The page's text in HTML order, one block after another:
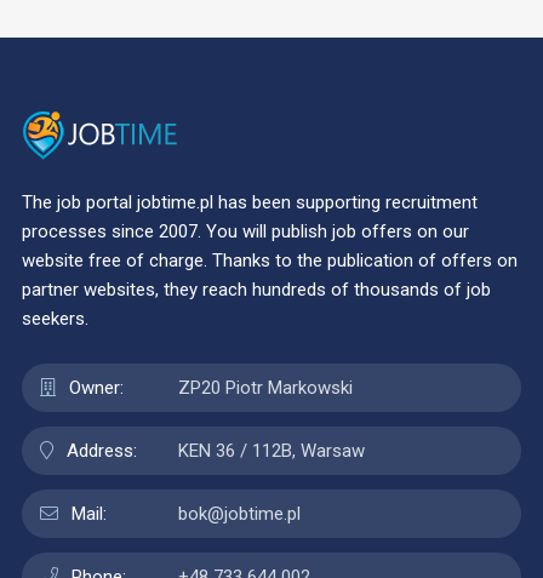
The job portal jobtime.pl has been supporting recruitment
processes since 2007. You will publish job offers on our
website free of charge. Thanks to the publication of offers on
partner websites, they reach hundreds of thousands of job
seekers.
Owner: ZP20 Piotr Markowski
Address: KEN 36 / 112B, Warsaw
Mail: bok@jobtime.pl